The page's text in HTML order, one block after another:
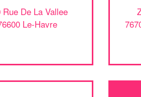
Rue De La Vallee
Le-Havre